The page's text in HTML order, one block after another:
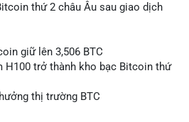
thứ 2 châu Âu sau giao dịch
giữ lên 3,506 BTC
H100 trở thành kho bạc Bitcoin thứ
thị trường BTC